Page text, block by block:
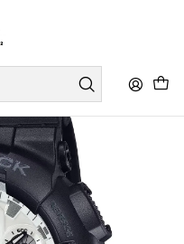
GA-100WD-1AER